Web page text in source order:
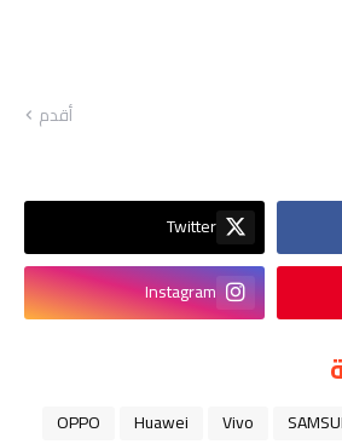
أقدم
Twitter
Instagram
Vivo
Huawei
OPPO